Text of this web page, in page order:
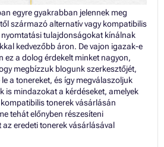
egyre gyakrabban jelennek meg
származó alternatív vagy kompatibilis
tulajdonságokat kínálnak
kedvezőbb áron. De vajon igazak-e
ez a dolog érdekelt minket nagyon,
megbízzuk blogunk szerkesztőjét,
a tonereket, és így megválaszoljuk
is mindazokat a kérdéseket, amelyek
tonerek vásárlásán
tehát előnyben részesíteni
eredeti tonerek vásárlásával